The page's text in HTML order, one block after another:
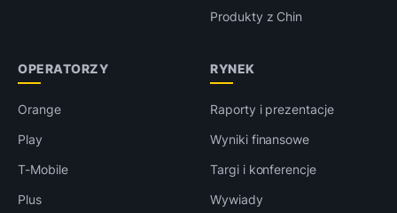
Produkty z Chin
OPERATORZY
Orange
Play
T-Mobile
Plus
RYNEK
Raporty i prezentacje
Wyniki finansowe
Targi i konferencje
Wywiady